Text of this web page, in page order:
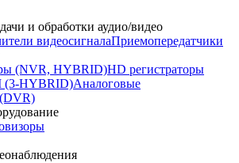
и обработки аудио/видео
видеосигналаПриемопередатчики
(NVR, HYBRID)HD регистраторы
(3-HYBRID)Аналоговые